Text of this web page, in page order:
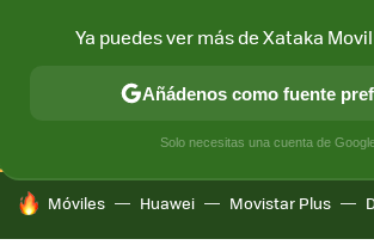
CONECTIVIDAD MÓVIL Y SOCIEDAD
HOY SE HABLA DE
Móviles Huawei Movistar Plus
Ya puedes ver más de Xataka
Añádenos como fuente
Solo necesitas una cuenta de